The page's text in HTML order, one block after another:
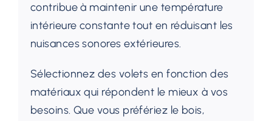
contribue à maintenir une température
intérieure constante tout en réduisant les
nuisances sonores extérieures.
Sélectionnez des volets en fonction des
matériaux qui répondent le mieux à vos
besoins. Que vous préfériez le bois,